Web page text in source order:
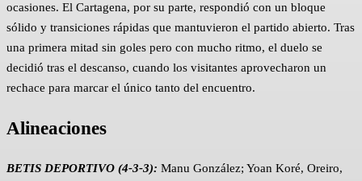
ocasiones. El Cartagena, por su parte, respondió con un bloque
sólido y transiciones rápidas que mantuvieron el partido abierto. Tras
una primera mitad sin goles pero con mucho ritmo, el duelo se
decidió tras el descanso, cuando los visitantes aprovecharon un
rechace para marcar el único tanto del encuentro.
Alineaciones
BETIS DEPORTIVO (4-3-3): Manu González; Yoan Koré, Oreiro,